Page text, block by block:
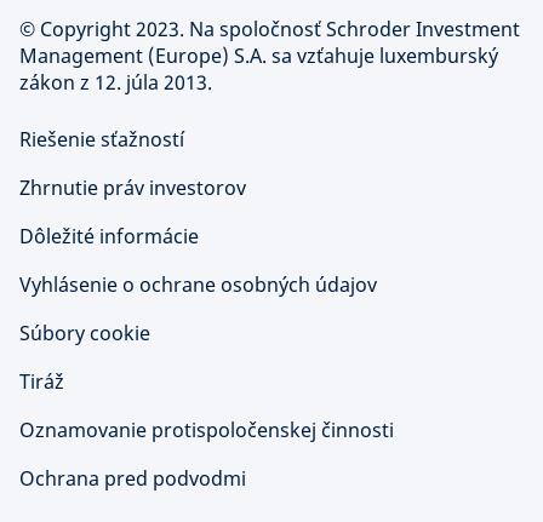
© Copyright 2023. Na spoločnosť Schroder Investment
Management (Europe) S.A. sa vzťahuje luxemburský
zákon z 12. júla 2013.
Riešenie sťažností
Zhrnutie práv investorov
Dôležité informácie
Vyhlásenie o ochrane osobných údajov
Súbory cookie
Tiráž
Oznamovanie protispoločenskej činnosti
Ochrana pred podvodmi